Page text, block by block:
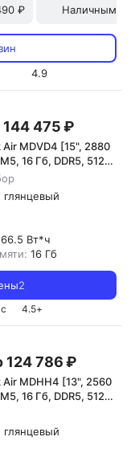
₽ Наличными
4.9
144 475 ₽
MDVD4 [15", 2880
16 Гб, DDR5, 512
глянцевый
66.5 Вт*ч
16 Гб
2
4.5+
124 786 ₽
MDHH4 [13", 2560
16 Гб, DDR5, 512
глянцевый